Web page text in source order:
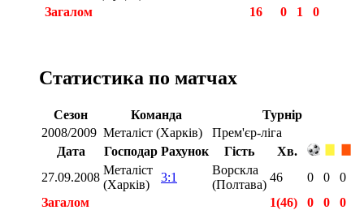
Загалом
16 0 1 0
Статистика по матчах
Сезон Команда
Турнір
2008/2009 Металіст (Харків)
Прем'єр-ліга
Дата
Господар Рахунок Гість
Хв.
27.09.2008
Металіст
(Харків)
3:1
Ворскла
(Полтава)
46 0 0
0
Загалом
1(46) 0 0
0